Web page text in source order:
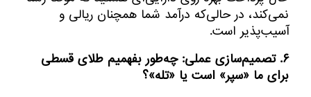
نمی‌کند، در حالی‌که درآمد شما همچنان ریالی و
آسیب‌پذیر است.
۶. تصمیم‌سازی عملی: چه‌طور بفهمیم طلای قسطی
برای ما «سپر» است یا «تله»؟